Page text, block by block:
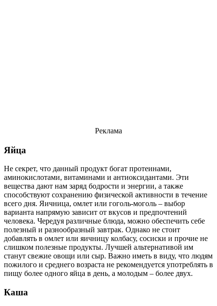
Реклама
Яйца
Не секрет, что данный продукт богат протеинами,
аминокислотами, витаминами и антиоксидантами. Эти
вещества дают нам заряд бодрости и энергии, а также
способствуют сохранению физической активности в течение
всего дня. Яичница, омлет или гоголь-моголь – выбор
варианта напрямую зависит от вкусов и предпочтений
человека. Чередуя различные блюда, можно обеспечить себе
полезный и разнообразный завтрак. Однако не стоит
добавлять в омлет или яичницу колбасу, сосиски и прочие не
слишком полезные продукты. Лучшей альтернативой им
станут свежие овощи или сыр. Важно иметь в виду, что людям
пожилого и среднего возраста не рекомендуется употреблять в
пищу более одного яйца в день, а молодым – более двух.
Каша